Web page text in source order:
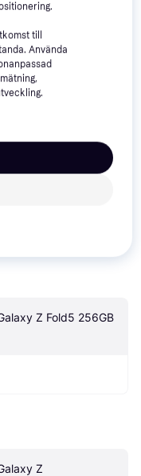
256GB Icy
just nu hos 1
Z Fold5 256GB
Z
till
Använda